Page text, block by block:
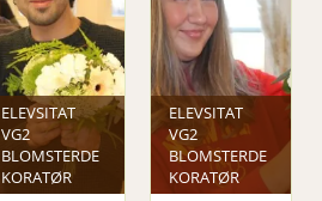
ELEVSITAT
VG2
BLOMSTERDE
KORATØR
ELEVSITAT
VG2
BLOMSTERDE
KORATØR